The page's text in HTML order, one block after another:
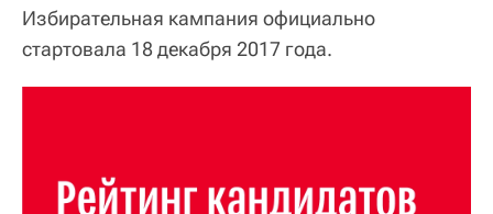
Избирательная кампания официально
стартовала 18 декабря 2017 года.